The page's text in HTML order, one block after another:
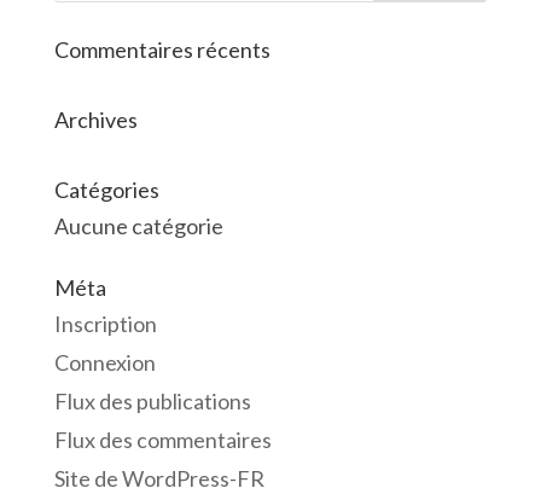
Commentaires récents
Archives
Catégories
Aucune catégorie
Méta
Inscription
Connexion
Flux des publications
Flux des commentaires
Site de WordPress-FR